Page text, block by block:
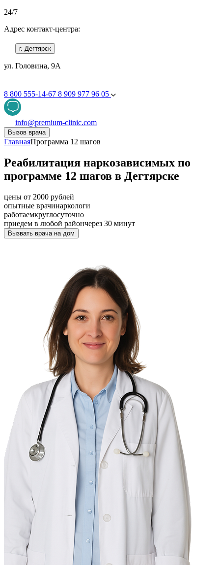
24/7
Адрес контакт-центра:
г. Дегтярск
ул. Головина, 9А
8 800 555-14-67 8 909 977 96 05
info@premium-clinic.com
Вызов врача
ГлавнаяПрограмма 12 шагов
Реабилитация наркозависимых по
программе 12 шагов в Дегтярске
цены от 2000 рублей
опытные врачинаркологи
работаемкруглосуточно
приедем в любой райончерез 30 минут
Вызвать врача на дом